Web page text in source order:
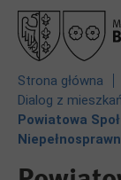
Przejdź
treści
Przejdź
nagłówka
Przejdź
stopki
Przejdź
ustawień
plików
cookie
Ścieżka
Strona główna
Dialog z
Powiatowa